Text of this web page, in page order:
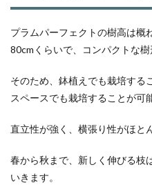
プラムパーフェクトの樹高は概
80cmくらいで、コンパクトな樹
そのため、鉢植えでも栽培する
スペースでも栽培することが可
直立性が強く、横張り性がほと
春から秋まで、新しく伸びる枝
いきます。